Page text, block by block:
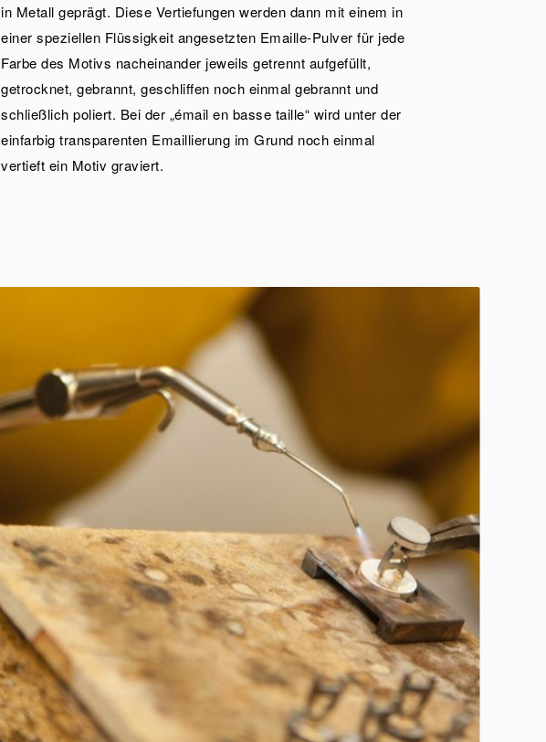
in Metall geprägt. Diese Vertiefungen werden dann mit einem in
einer speziellen Flüssigkeit angesetzten Emaille-Pulver für jede
Farbe des Motivs nacheinander jeweils getrennt aufgefüllt,
getrocknet, gebrannt, geschliffen noch einmal gebrannt und
schließlich poliert. Bei der „émail en basse taille“ wird unter der
einfarbig transparenten Emaillierung im Grund noch einmal
vertieft ein Motiv graviert.